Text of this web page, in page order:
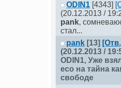
ODIN1 [4343]
(20.12.2013 /
pank,
стал...
pank [13]
(20.12.2013 /
ODIN1, Уже
есо на тайна
свободе